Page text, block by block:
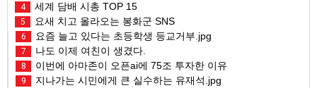
4 세계 담배 시총 TOP 15
5 요새 치고 올라오는 봉화군 SNS
6 요즘 늘고 있다는 초등학생 등교거부.jpg
7 나도 이제 여친이 생겼다.
8 이번에 아마존이 오픈ai에 75조 투자한 이유
9 지나가는 시민에게 큰 실수하는 유재석.jpg